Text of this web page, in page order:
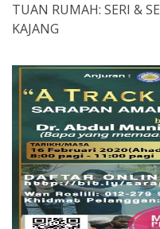
TUAN RUMAH: SERI &
KAJANG
MARIAH KITA
KALI KE-XX
TUAN-TUAN DAN
MENYUMBANG WANG
PERKHIDMATAN
MULTIMEDIA, PA
PROMOSI, PENAJAAN
PENGANGKUTAN DAN
HUBUNGI:
03-8926 5341